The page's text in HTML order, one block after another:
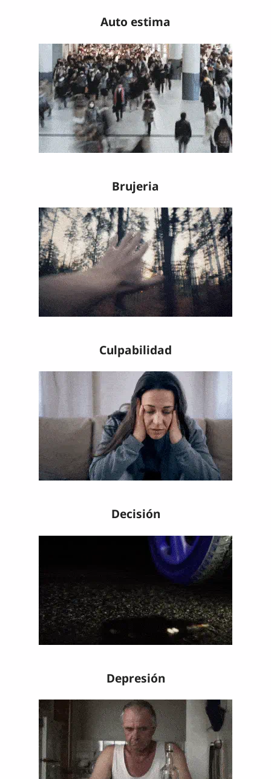
Auto estima
Brujeria
Culpabilidad
Decisión
Depresión